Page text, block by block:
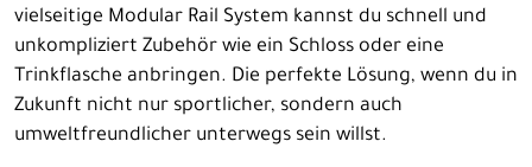
vielseitige Modular Rail System kannst du schnell und
unkompliziert Zubehör wie ein Schloss oder eine
Trinkflasche anbringen. Die perfekte Lösung, wenn du in
Zukunft nicht nur sportlicher, sondern auch
umweltfreundlicher unterwegs sein willst.